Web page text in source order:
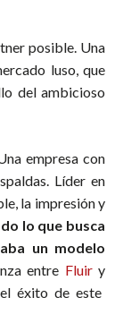
posible. Una
luso, que
del ambicioso
empresa con
Líder en
la impresión y
lo que busca
un modelo
entre Fluiry
éxito de este